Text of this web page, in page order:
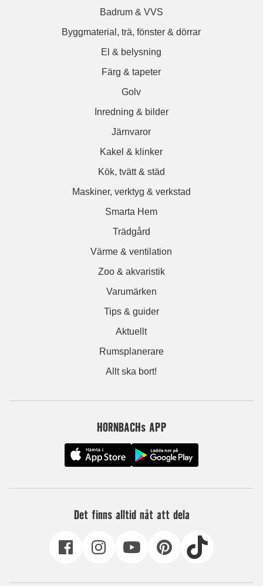
Badrum & VVS
Byggmaterial, trä, fönster & dörrar
El & belysning
Färg & tapeter
Golv
Inredning & bilder
Järnvaror
Kakel & klinker
Kök, tvätt & städ
Maskiner, verktyg & verkstad
Smarta Hem
Trädgård
Värme & ventilation
Zoo & akvaristik
Varumärken
Tips & guider
Aktuellt
Rumsplanerare
Allt ska bort!
HORNBACHs APP
Det finns alltid nåt att dela